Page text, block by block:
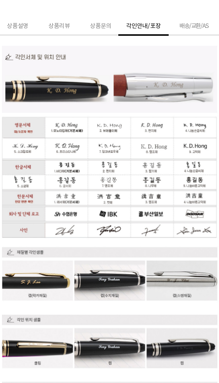
상품설명 상품리뷰 상품문의 각인안내/포장 배송/교환/AS